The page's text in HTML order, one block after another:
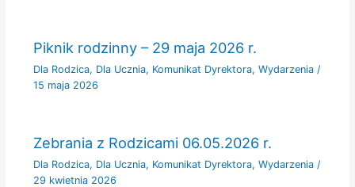
Piknik rodzinny – 29 maja 2026 r.
Dla Rodzica, Dla Ucznia, Komunikat Dyrektora, Wydarzenia/
15 maja 2026
Zebrania z Rodzicami 06.05.2026 r.
Dla Rodzica, Dla Ucznia, Komunikat Dyrektora, Wydarzenia/
29 kwietnia 2026